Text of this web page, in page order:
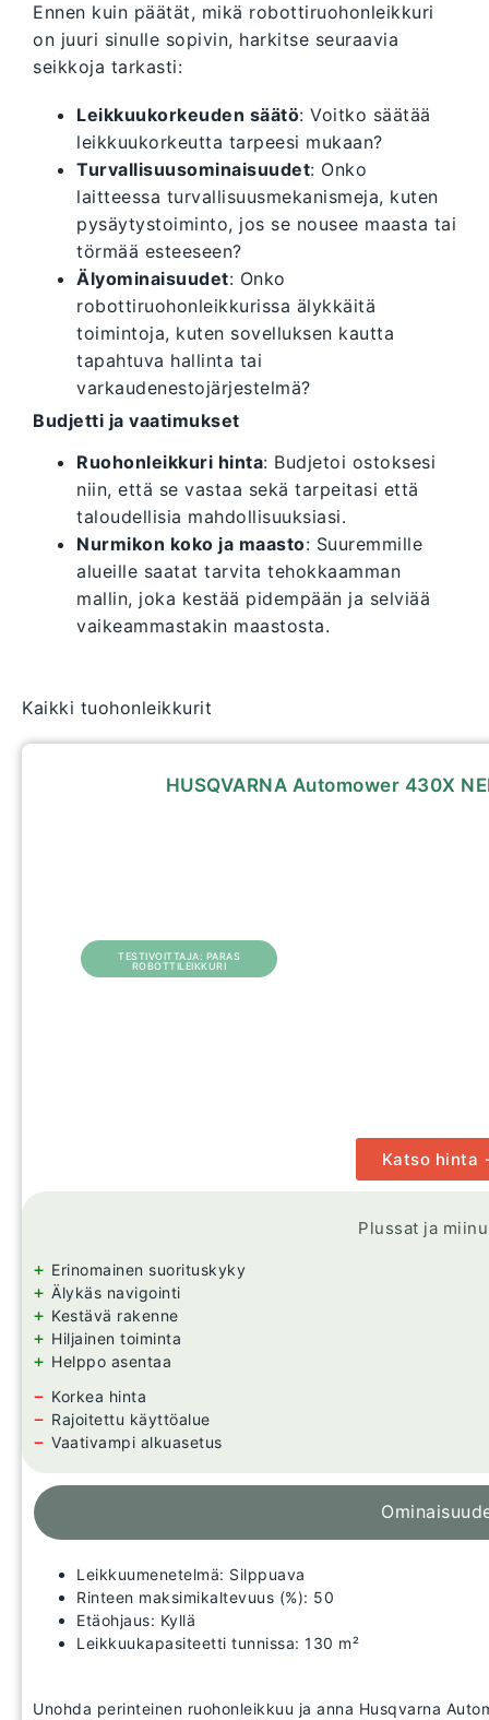
Ennen kuin päätät, mikä robottiruohonleikkuri
on juuri sinulle sopivin, harkitse seuraavia
seikkoja tarkasti:
Leikkuukorkeuden säätö: Voitko säätää
leikkuukorkeutta tarpeesi mukaan?
Turvallisuusominaisuudet: Onko
laitteessa turvallisuusmekanismeja, kuten
pysäytystoiminto, jos se nousee maasta tai
törmää esteeseen?
Älyominaisuudet: Onko
robottiruohonleikkurissa älykkäitä
toimintoja, kuten sovelluksen kautta
tapahtuva hallinta tai
varkaudenestojärjestelmä?
Budjetti ja vaatimukset
Ruohonleikkuri hinta: Budjetoi ostoksesi
niin, että se vastaa sekä tarpeitasi että
taloudellisia mahdollisuuksiasi.
Nurmikon koko ja maasto: Suuremmille
alueille saatat tarvita tehokkaamman
mallin, joka kestää pidempään ja selviää
vaikeammastakin maastosta.
Kaikki tuohonleikkurit
HUSQVARNA Automower 430X
TESTIVOITTAJA: PARAS
ROBOTTILEIKKURI
Katso hinta
Plussat ja
+ Erinomainen suorituskyky
+ Älykäs navigointi
+ Kestävä rakenne
+ Hiljainen toiminta
+ Helppo asentaa
− Korkea hinta
− Rajoitettu käyttöalue
− Vaativampi alkuasetus
Leikkuumenetelmä: Silppuava
Rinteen maksimikaltevuus (%): 50
Etäohjaus: Kyllä
Leikkuukapasiteetti tunnissa: 130 m²
Unohda perinteinen ruohonleikkuu ja anna Husqvarna